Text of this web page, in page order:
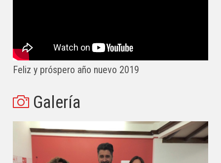
Feliz y próspero año nuevo 2019
Galería